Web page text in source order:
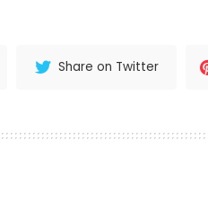
Share on Twitter